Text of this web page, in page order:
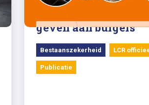
Jaarverslag 2022:
geven aan burgers
Bestaanszekerheid LCR
Publicatie